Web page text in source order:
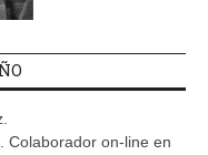
Colaborador on-line en